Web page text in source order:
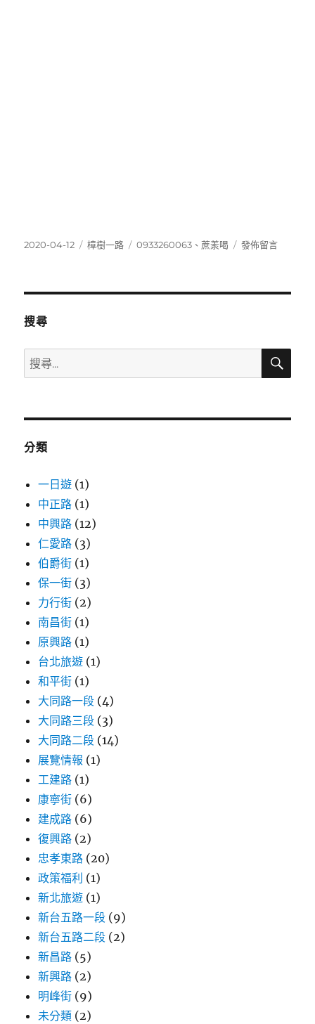
發
2020-04-12
分
樟樹一路
標
0933260063 、蔗羕喝
在
發佈留言
搜尋
搜
尋
鍵
搜
分類
一日遊 (1)
中正路 (1)
中興路 (12)
仁愛路 (3)
伯爵街 (1)
保一街 (3)
力行街 (2)
南昌街 (1)
原興路 (1)
台北旅遊 (1)
和平街 (1)
大同路一段 (4)
大同路三段 (3)
大同路二段 (14)
展覽情報 (1)
工建路 (1)
康寧街 (6)
建成路 (6)
復興路 (2)
忠孝東路 (20)
政策福利 (1)
新北旅遊 (1)
新台五路一段 (9)
新台五路二段 (2)
新昌路 (5)
新興路 (2)
明峰街 (9)
未分類 (2)